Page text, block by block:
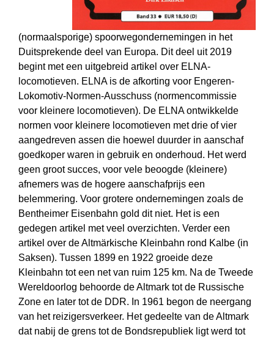
(normaalsporige) spoorweg­ondernemingen in het
Duitsprekende deel van Europa. Dit deel uit 2019
begint met een uitgebreid artikel over ELNA-
locomotieven. ELNA is de afkorting voor Engeren-
Lokomotiv-Normen-Ausschuss (normencommissie
voor kleinere locomotieven). De ELNA ontwikkelde
normen voor kleinere locomotieven met drie of vier
aangedreven assen die hoewel duurder in aanschaf
goedkoper waren in gebruik en onderhoud. Het werd
geen groot succes, voor vele beoogde (kleinere)
afnemers was de hogere aanschafprijs een
belemmering. Voor grotere ondernemingen zoals de
Bentheimer Eisenbahn gold dit niet. Het is een
gedegen artikel met veel overzichten. Verder een
artikel over de Altmärkische Kleinbahn rond Kalbe (in
Saksen). Tussen 1899 en 1922 groeide deze
Kleinbahn tot een net van ruim 125 km. Na de Tweede
Wereldoorlog behoorde de Altmark tot de Russische
Zone en later tot de DDR. In 1961 begon de neergang
van het reizigersverkeer. Het gedeelte van de Altmark
dat nabij de grens tot de Bondsrepubliek ligt werd tot